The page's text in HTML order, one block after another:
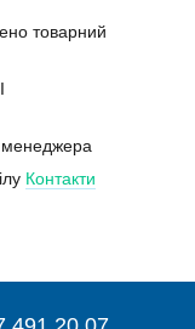
товарний
менеджера
Контакти